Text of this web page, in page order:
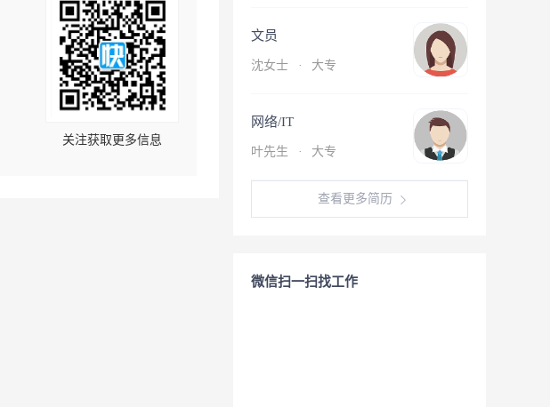
关注获取更多信息
文员
沈女士 · 大专
网络/IT
叶先生 · 大专
查看更多简历
微信扫一扫找工作